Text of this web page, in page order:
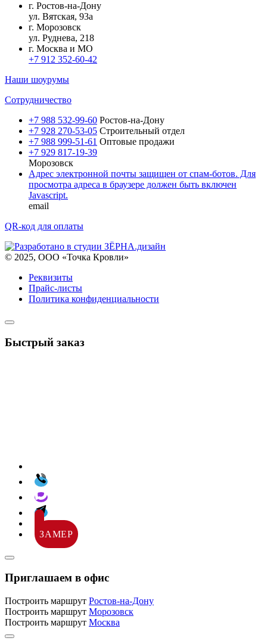
г. Ростов-на-Дону
ул. Вятская, 93а
г. Морозовск
ул. Руднева, 218
г. Москва и МО
+7 912 352-60-42
Наши шоурумы
Сотрудничество
+7 988 532-99-60 Ростов-на-Дону
+7 928 270-53-05 Строительный отдел
+7 988 999-51-61 Оптовые продажи
+7 929 817-19-39
Морозовск
Адрес электронной почты защищен от спам-ботов. Для
просмотра адреса в браузере должен быть включен
Javascript.
email
QR-код для оплаты
© 2025, ООО «Точка Кровли»
Реквизиты
Прайс-листы
Политика конфиденциальности
Быстрый заказ
ЗАМЕР
Приглашаем в офис
Построить маршрут Ростов-на-Дону
Построить маршрут Морозовск
Построить маршрут Москва